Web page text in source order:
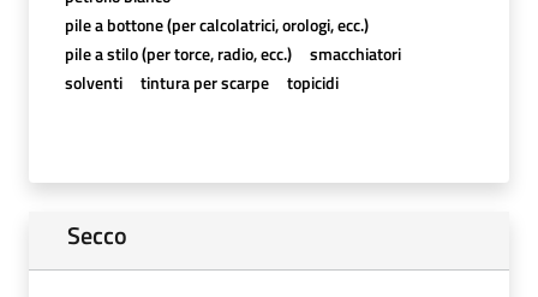
pile a bottone (per calcolatrici, orologi, ecc.)
pile a stilo (per torce, radio, ecc.)
smacchiatori
solventi
tintura per scarpe topicidi
Secco